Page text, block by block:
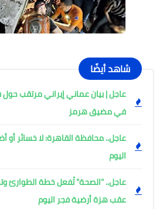
شاهد أيضًا
عاجل | بيان عماني إيراني مرتقب
في مضيق هرمز
عاجل.. محافظة القاهرة: لا خسائر أو
اليوم
عاجل.. "الصحة" تُفعل خطة الطوارئ
عقب هزة أرضية فجر اليوم ​